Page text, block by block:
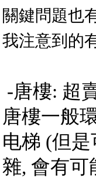
關鍵問題也
我注意到的
-唐樓: 超
唐樓一般
电梯 (但
雜, 會有可